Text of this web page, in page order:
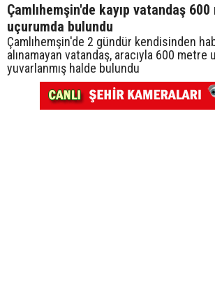
Çamlıhemşin'de kayıp vatandaş
uçurumda bulundu
Çamlıhemşin'de 2 gündür kendisinden
alınamayan vatandaş, aracıyla 600 metre
yuvarlanmış halde bulundu